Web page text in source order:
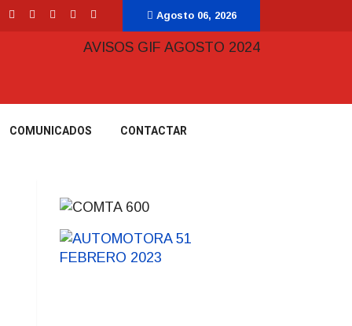
Agosto 06, 2026
COMUNICADOS CONTACTAR